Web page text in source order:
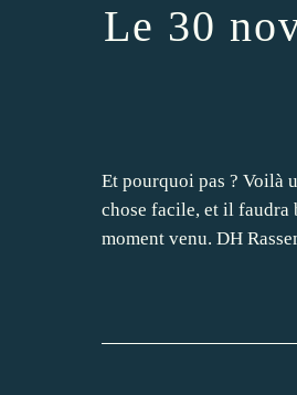
Le 30
Et pourquoi pas ? Voilà
chose facile, et il faudra
moment venu. DH